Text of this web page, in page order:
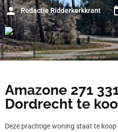
Redactie Ridderkerkkrant
Amazone 271
Dordrecht te
Deze prachtige woning staat te